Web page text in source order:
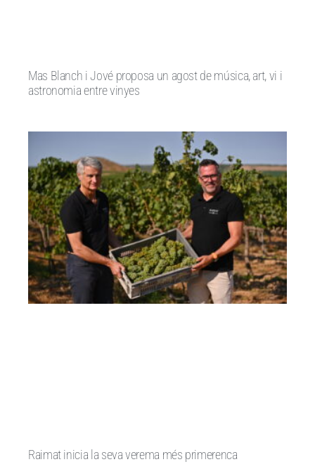
Mas Blanch i Jové proposa un agost de música, art, vi i
astronomia entre vinyes
Raimat inicia la seva verema més primerenca